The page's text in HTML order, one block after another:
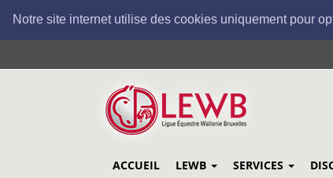
Notre site internet utilise des cookies uniquement pour
au
ACCUEIL LEWB SERVICES